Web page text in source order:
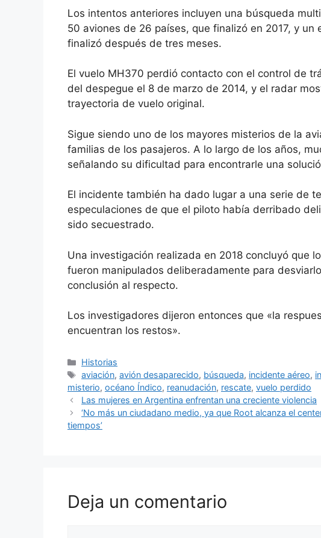
Los intentos anteriores incluyen una búsqueda
50 aviones de 26 países, que finalizó en 2017, y
finalizó después de tres meses.
El vuelo MH370 perdió contacto con el control de
del despegue el 8 de marzo de 2014, y el radar
trayectoria de vuelo original.
Sigue siendo uno de los mayores misterios de la
familias de los pasajeros. A lo largo de los años,
señalando su dificultad para encontrarle una
El incidente también ha dado lugar a una serie de
especulaciones de que el piloto había derribado
sido secuestrado.
Una investigación realizada en 2018 concluyó que
fueron manipulados deliberadamente para
conclusión al respecto.
Los investigadores dijeron entonces que «la
encuentran los restos».
Categorías
Historias
Etiquetas
aviación,avión desaparecido, búsqueda, incidente aéreo,
misterio, océano Índico, reanudación, rescate, vuelo perdido
Las mujeres en Argentina enfrentan una creciente violencia
‘No más un ciudadano medio, ya que Root alcanza el
tiempos’
Deja un comentario